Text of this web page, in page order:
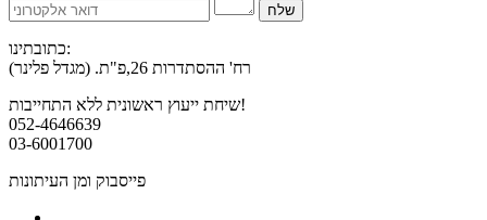
כתובתינו:
רח' ההסתדרות 26,פ"ת. (מגדל פלינר)
שיחת ייעוץ ראשונית ללא התחייבות!
052-4646639
03-6001700
פייסבוק ומן העיתונות